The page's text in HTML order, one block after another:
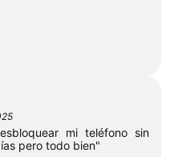
mi teléfono sin
pero todo bien"